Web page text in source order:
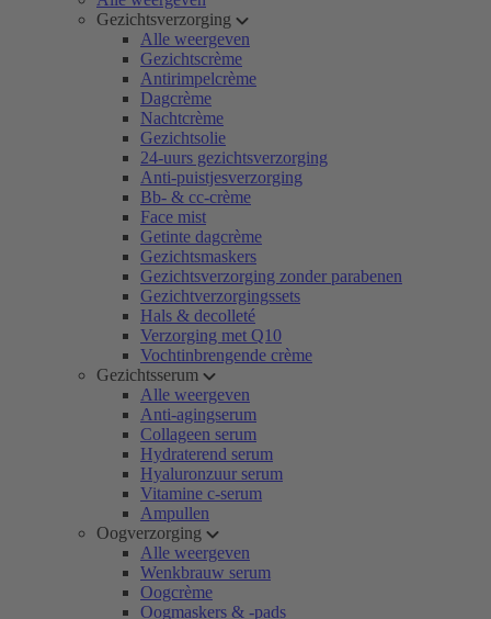
Gezichtsverzorging
Alle weergeven
Gezichtscrème
Antirimpelcrème
Dagcrème
Nachtcrème
Gezichtsolie
24-uurs gezichtsverzorging
Anti-puistjesverzorging
Bb- & cc-crème
Face mist
Getinte dagcrème
Gezichtsmaskers
Gezichtsverzorging zonder parabenen
Gezichtverzorgingssets
Hals & decolleté
Verzorging met Q10
Vochtinbrengende crème
Gezichtsserum
Alle weergeven
Anti-agingserum
Collageen serum
Hydraterend serum
Hyaluronzuur serum
Vitamine c-serum
Ampullen
Oogverzorging
Alle weergeven
Wenkbrauw serum
Oogcrème
Oogmaskers & -pads